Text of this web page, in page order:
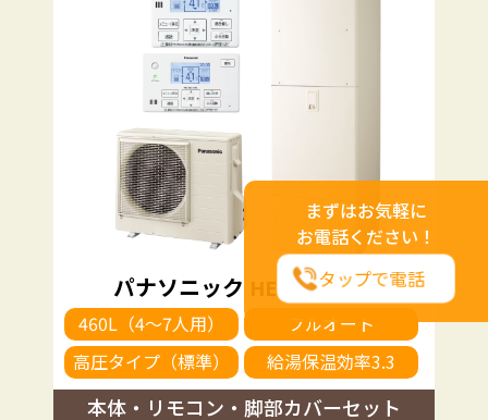
まずはお気軽に
お電話ください！
タップで電話
パナソニック HE-NS46KQS
460L（4～7人用）
フルオート
高圧タイプ（標準）
給湯保温効率3.3
本体・リモコン・脚部カバーセット